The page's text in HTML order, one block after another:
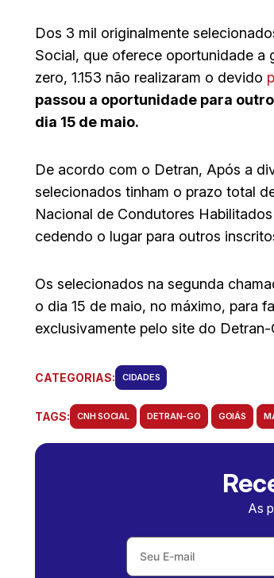
Dos 3 mil originalmente
Social, que oferece oportunidade a
zero, 1.153 não realizaram o devido
passou a oportunidade para
dia 15 de maio.
De acordo com o Detran, Após a
selecionados tinham o prazo total
Nacional de Condutores
cedendo o lugar para outros
Os selecionados na segunda
o dia 15 de maio, no máximo, para
exclusivamente pelo site do Detran-
CATEGORIAS: CIDADES
TAGS: CNH SOCIAL DETRAN-GO GOIÁS
As